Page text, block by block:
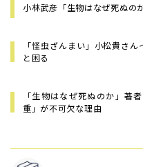
小林武彦「生物はなぜ死ぬ
「怪虫ざんまい」小松貴さ
と困る
「生物はなぜ死ぬのか」著
重」が不可欠な理由